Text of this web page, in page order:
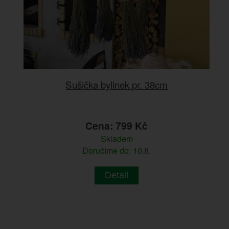
Sušička bylinek pr. 38cm
Cena: 799 Kč
Skladem
Doručíme do: 10.8.
Detail